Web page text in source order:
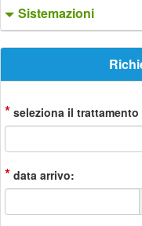
Sistemazioni
* seleziona il
* data arrivo: